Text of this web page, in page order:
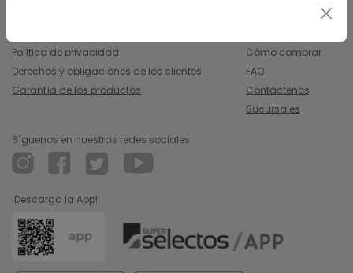
Política de privacidad
Derechos y obligaciones de los clientes
Garantía de los productos
Cómo comprar
FAQ
Contáctenos
Sucursales
Síguenos en nuestras redes sociales
¡Descarga la App!